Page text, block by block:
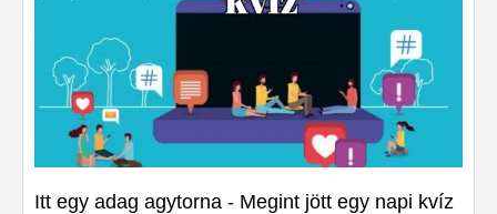
Itt egy adag agytorna - Megint jött egy napi kvíz